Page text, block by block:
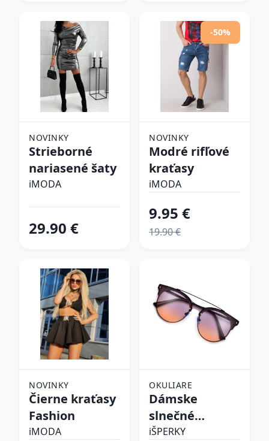
NOVINKY
Strieborné
nariasené šaty
iMODA
29.90 €
-50%
NOVINKY
Modré rifľové
kraťasy
iMODA
9.95 €
19.90 €
NOVINKY
Čierne kraťasy
Fashion
iMODA
OKULIARE
Dámske
slnečné
okuliare
iŠPERKY